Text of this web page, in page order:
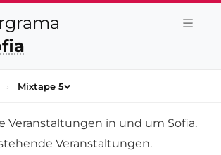
› Mixtape 5
Veranstaltungen in und um Sofia.
Veranstaltungen.